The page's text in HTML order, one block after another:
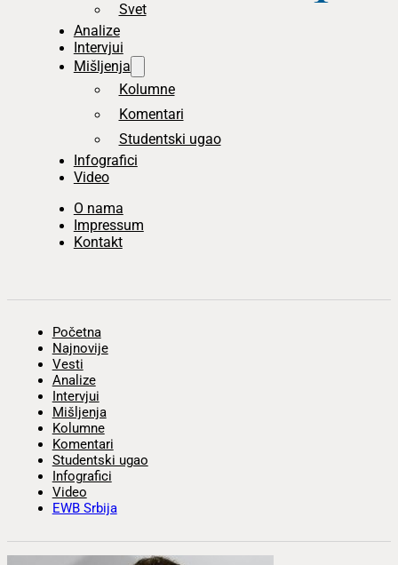
Svet
Analize
Intervjui
Mišljenja
Kolumne
Komentari
Studentski ugao
Infografici
Video
O nama
Impressum
Kontakt
Početna
Najnovije
Vesti
Analize
Intervjui
Mišljenja
Kolumne
Komentari
Studentski ugao
Infografici
Video
EWB Srbija